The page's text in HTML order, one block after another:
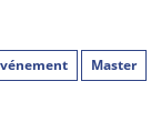
Master